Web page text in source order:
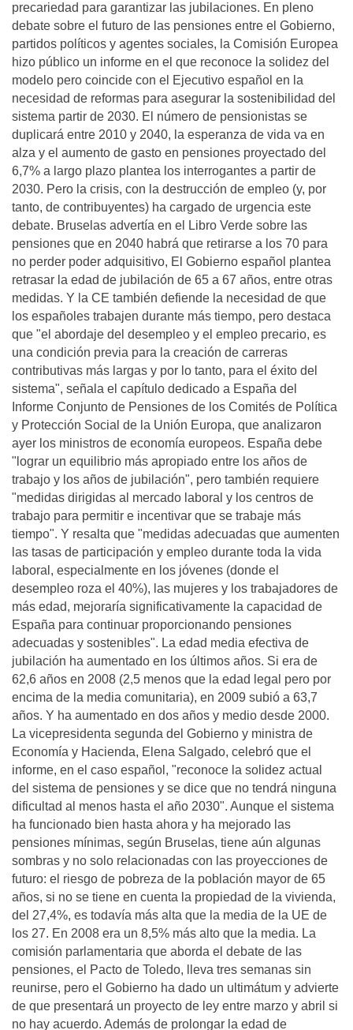
precariedad para garantizar las jubilaciones. En pleno
debate sobre el futuro de las pensiones entre el Gobierno,
partidos políticos y agentes sociales, la Comisión Europea
hizo público un informe en el que reconoce la solidez del
modelo pero coincide con el Ejecutivo español en la
necesidad de reformas para asegurar la sostenibilidad del
sistema partir de 2030. El número de pensionistas se
duplicará entre 2010 y 2040, la esperanza de vida va en
alza y el aumento de gasto en pensiones proyectado del
6,7% a largo plazo plantea los interrogantes a partir de
2030. Pero la crisis, con la destrucción de empleo (y, por
tanto, de contribuyentes) ha cargado de urgencia este
debate. Bruselas advertía en el Libro Verde sobre las
pensiones que en 2040 habrá que retirarse a los 70 para
no perder poder adquisitivo, El Gobierno español plantea
retrasar la edad de jubilación de 65 a 67 años, entre otras
medidas. Y la CE también defiende la necesidad de que
los españoles trabajen durante más tiempo, pero destaca
que "el abordaje del desempleo y el empleo precario, es
una condición previa para la creación de carreras
contributivas más largas y por lo tanto, para el éxito del
sistema", señala el capítulo dedicado a España del
Informe Conjunto de Pensiones de los Comités de Política
y Protección Social de la Unión Europa, que analizaron
ayer los ministros de economía europeos. España debe
"lograr un equilibrio más apropiado entre los años de
trabajo y los años de jubilación", pero también requiere
"medidas dirigidas al mercado laboral y los centros de
trabajo para permitir e incentivar que se trabaje más
tiempo". Y resalta que "medidas adecuadas que aumenten
las tasas de participación y empleo durante toda la vida
laboral, especialmente en los jóvenes (donde el
desempleo roza el 40%), las mujeres y los trabajadores de
más edad, mejoraría significativamente la capacidad de
España para continuar proporcionando pensiones
adecuadas y sostenibles". La edad media efectiva de
jubilación ha aumentado en los últimos años. Si era de
62,6 años en 2008 (2,5 menos que la edad legal pero por
encima de la media comunitaria), en 2009 subió a 63,7
años. Y ha aumentado en dos años y medio desde 2000.
La vicepresidenta segunda del Gobierno y ministra de
Economía y Hacienda, Elena Salgado, celebró que el
informe, en el caso español, "reconoce la solidez actual
del sistema de pensiones y se dice que no tendrá ninguna
dificultad al menos hasta el año 2030". Aunque el sistema
ha funcionado bien hasta ahora y ha mejorado las
pensiones mínimas, según Bruselas, tiene aún algunas
sombras y no solo relacionadas con las proyecciones de
futuro: el riesgo de pobreza de la población mayor de 65
años, si no se tiene en cuenta la propiedad de la vivienda,
del 27,4%, es todavía más alta que la media de la UE de
los 27. En 2008 era un 8,5% más alto que la media. La
comisión parlamentaria que aborda el debate de las
pensiones, el Pacto de Toledo, lleva tres semanas sin
reunirse, pero el Gobierno ha dado un ultimátum y advierte
de que presentará un proyecto de ley entre marzo y abril si
no hay acuerdo. Además de prolongar la edad de